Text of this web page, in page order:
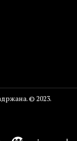
© 2023.